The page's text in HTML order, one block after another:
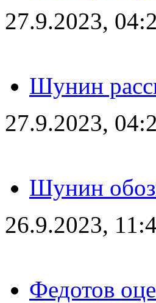
27.9.2023,
Шунин
27.9.2023,
Шунин
26.9.2023,
Федотов